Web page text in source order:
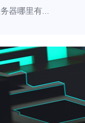
器哪里有...